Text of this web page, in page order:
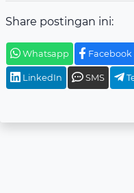
Share postingan ini:
Whatsapp Facebook
LinkedIn SMS